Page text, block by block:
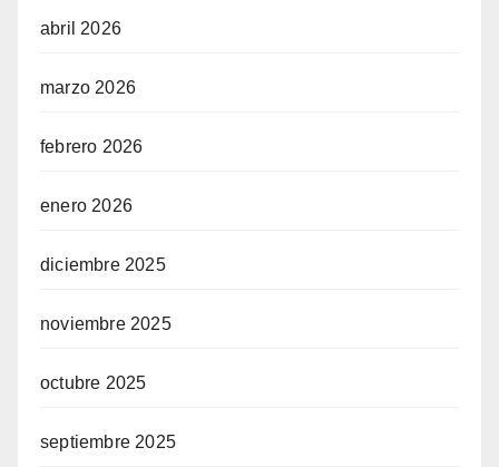
abril 2026
marzo 2026
febrero 2026
enero 2026
diciembre 2025
noviembre 2025
octubre 2025
septiembre 2025